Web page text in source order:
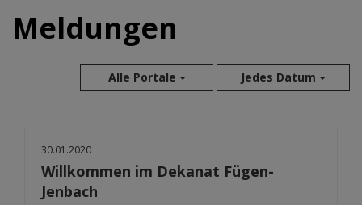
Meldungen
Alle Portale Jedes Datum
Jun 2026
30.01.2020
Willkommen im Dekanat Fügen-
Jenbach